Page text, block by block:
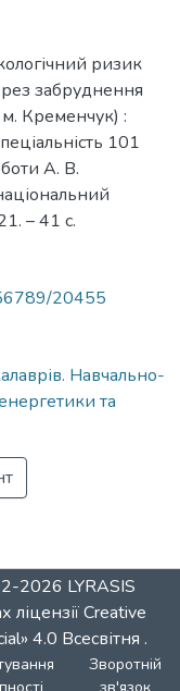
ризик
забруднення
Кременчук) :
101
А. В.
– 41 с.
20455
Навчально-
та
2026 LYRASIS
Creative
4.0 Всесвітня .
Зворотній